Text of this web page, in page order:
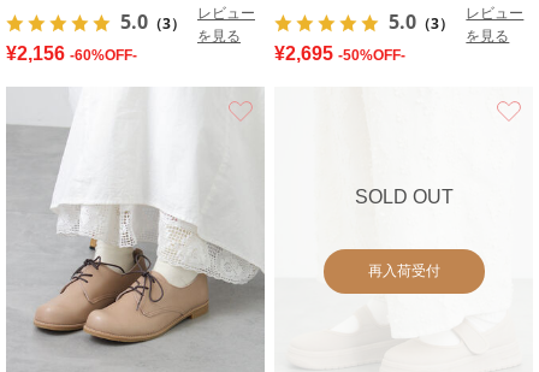
5.0 （3）
レビュー
を見る
¥2,156 -60%OFF-
5.0 （3）
レビュー
を見る
¥2,695 -50%OFF-
SOLD OUT
再入荷受付